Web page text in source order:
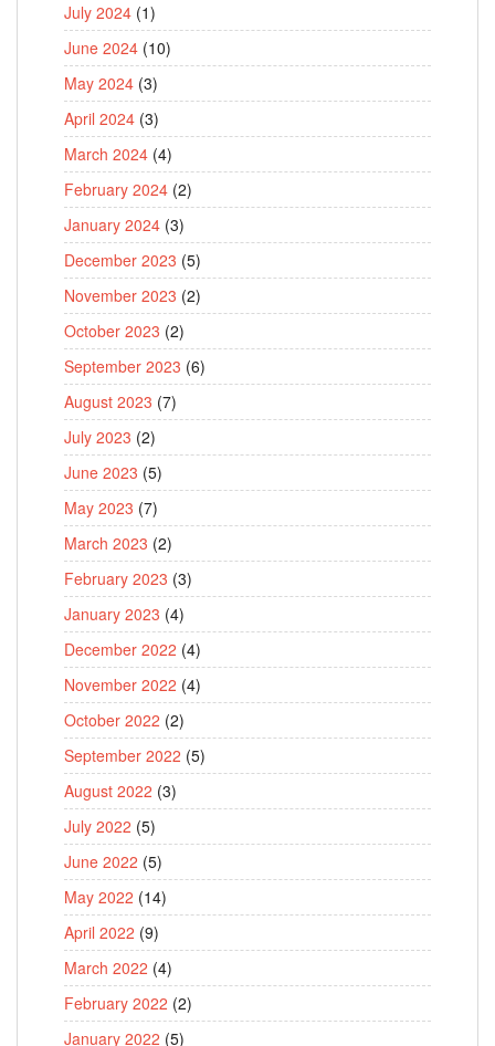
July 2024 (1)
June 2024 (10)
May 2024 (3)
April 2024 (3)
March 2024 (4)
February 2024 (2)
January 2024 (3)
December 2023 (5)
November 2023 (2)
October 2023 (2)
September 2023 (6)
August 2023 (7)
July 2023 (2)
June 2023 (5)
May 2023 (7)
March 2023 (2)
February 2023 (3)
January 2023 (4)
December 2022 (4)
November 2022 (4)
October 2022 (2)
September 2022 (5)
August 2022 (3)
July 2022 (5)
June 2022 (5)
May 2022 (14)
April 2022 (9)
March 2022 (4)
February 2022 (2)
January 2022 (5)